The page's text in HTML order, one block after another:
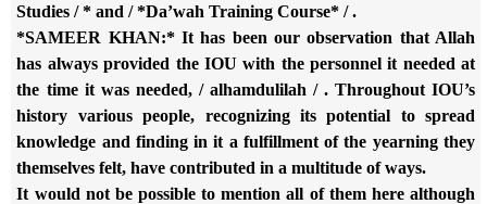
Studies / * and / *Da’wah Training Course* / .
*SAMEER KHAN:* It has been our observation that Allah
has always provided the IOU with the personnel it needed at
the time it was needed, / alhamdulilah / . Throughout IOU’s
history various people, recognizing itspotential to spread
knowledge and finding in it a fulfillment of the yearning they
themselves felt, have contributed in a multitude of ways.
It would not be possible to mention all of them here although